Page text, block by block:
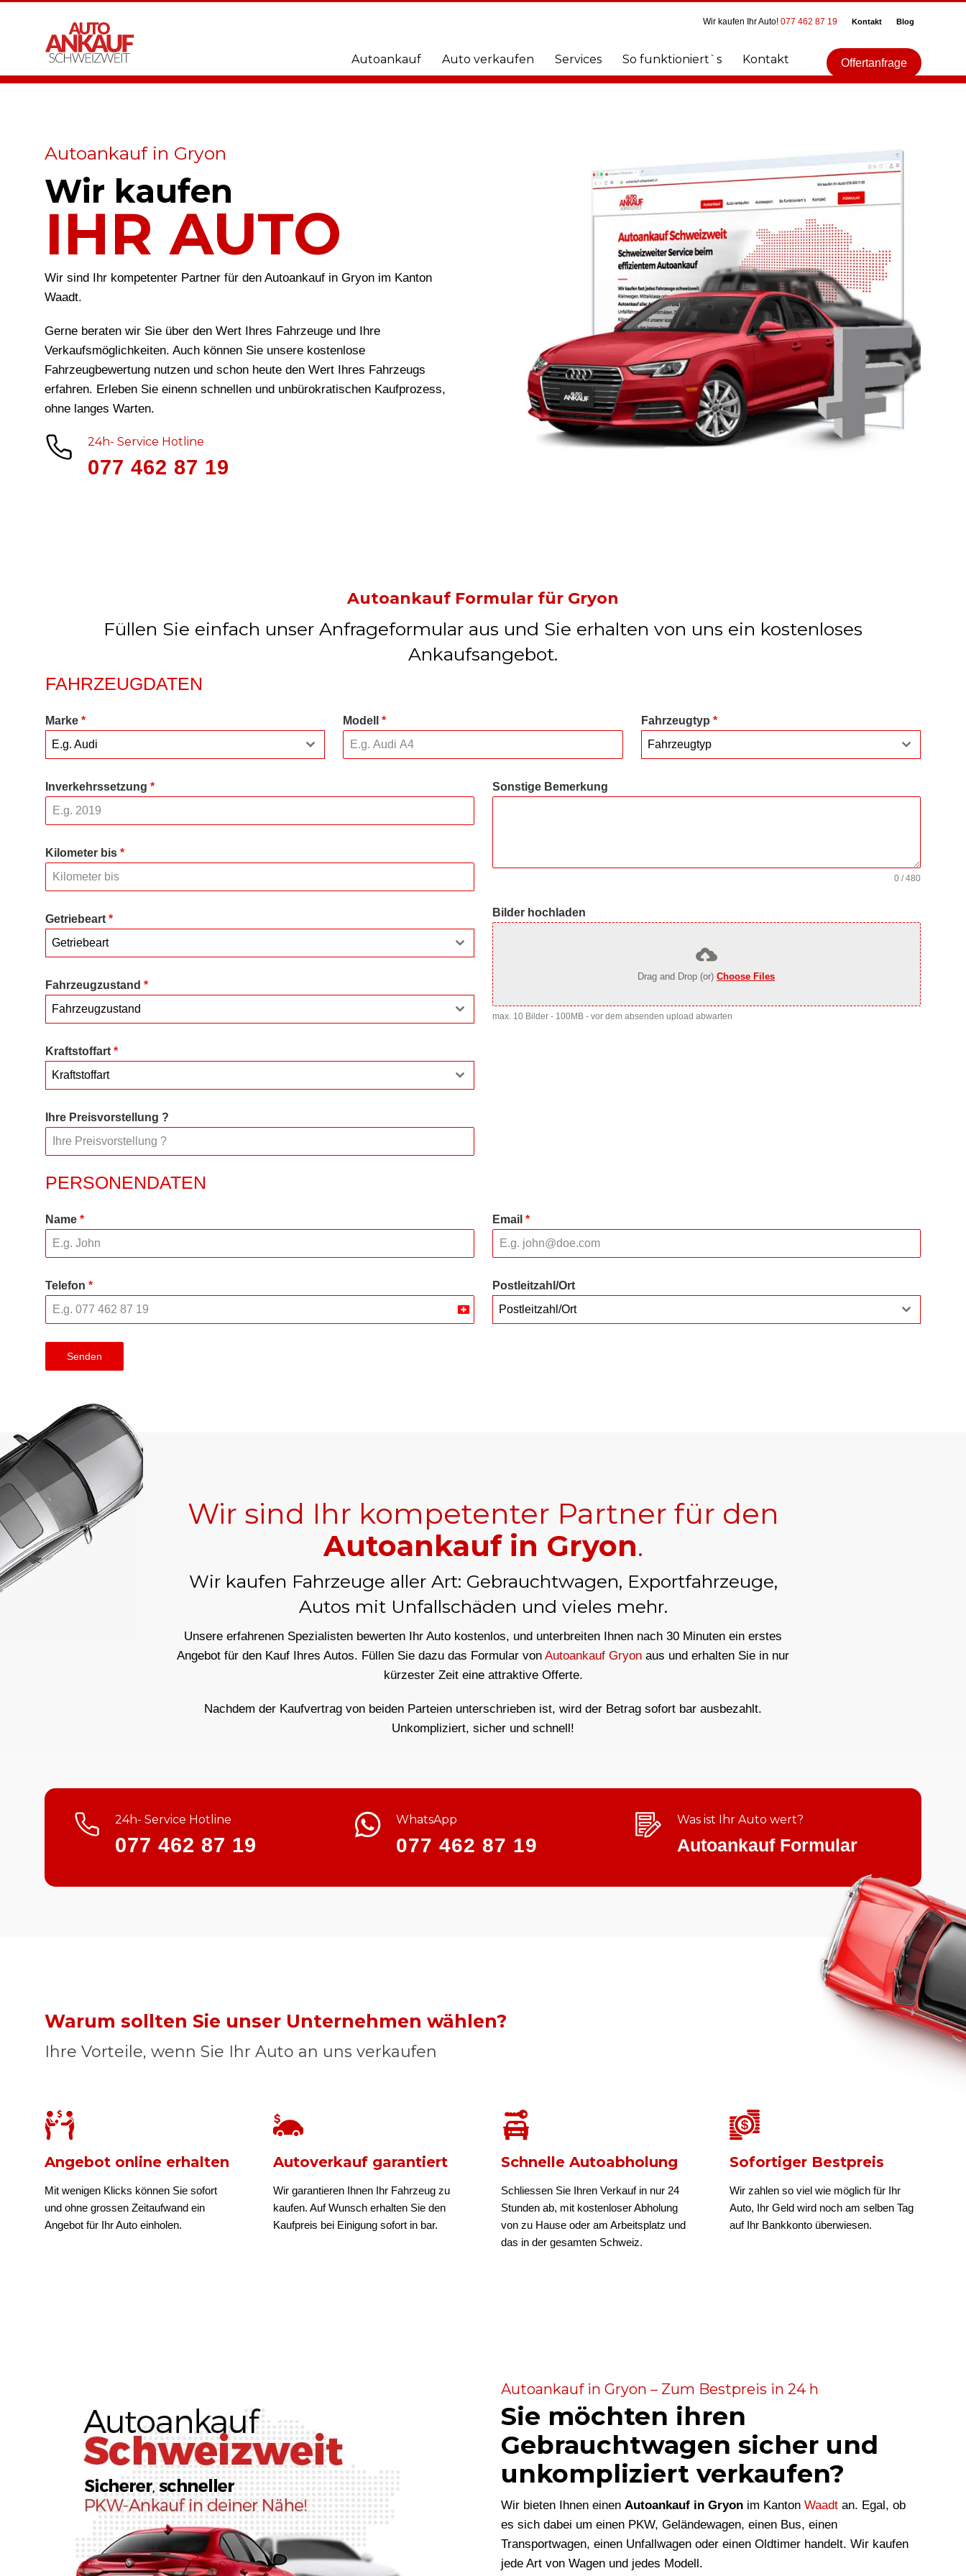
Wir kaufen Ihr Auto! 077 462 87 19 Kontakt Blog
Autoankauf Auto verkaufen Services So funktioniert`s Kontakt Offertanfrage
Autoankauf in Gryon
Wir kaufen
IHR AUTO
Wir sind Ihr kompetenter Partner für den Autoankauf in Gryon im Kanton
Waadt.
Gerne beraten wir Sie über den Wert Ihres Fahrzeuge und Ihre
Verkaufsmöglichkeiten. Auch können Sie unsere kostenlose
Fahrzeugbewertung nutzen und schon heute den Wert Ihres Fahrzeugs
erfahren. Erleben Sie einenn schnellen und unbürokratischen Kaufprozess,
ohne langes Warten.
24h- Service Hotline
077 462 87 19
Autoankauf Formular für Gryon
Füllen Sie einfach unser Anfrageformular aus und Sie erhalten von uns ein kostenloses
Ankaufsangebot.
FAHRZEUGDATEN
Marke *
E.g. Audi
Modell* Fahrzeugtyp *
Fahrzeugtyp
Inverkehrssetzung *
Kilometer bis *
Getriebeart *
Getriebeart
Fahrzeugzustand *
Fahrzeugzustand
Kraftstoffart *
Kraftstoffart
Ihre Preisvorstellung ?
Sonstige Bemerkung
0 / 480
Bilder hochladen
Drag and Drop (or)Choose Files
max. 10 Bilder - 100MB - vor dem absenden upload abwarten
PERSONENDATEN
Name * Email *
Telefon *
Switzerland
Postleitzahl/Ort
Postleitzahl/Ort
Senden
Wir sind Ihr kompetenter Partner für den
Autoankauf in Gryon.
Wir kaufen Fahrzeuge aller Art: Gebrauchtwagen, Exportfahrzeuge,
Autos mit Unfallschäden und vieles mehr.
Unsere erfahrenen Spezialisten bewerten Ihr Auto kostenlos, und unterbreiten Ihnen nach 30 Minuten ein erstes
Angebot für den Kauf Ihres Autos. Füllen Sie dazu das Formular von Autoankauf Gryon aus und erhalten Sie in nur
kürzester Zeit eine attraktive Offerte.
Nachdem der Kaufvertrag von beiden Parteien unterschrieben ist, wird der Betrag sofort bar ausbezahlt.
Unkompliziert, sicher und schnell!
24h- Service Hotline
077 462 87 19
WhatsApp
077 462 87 19
Was ist Ihr Auto wert?
Autoankauf Formular
Warum sollten Sie unser Unternehmen wählen?
Ihre Vorteile, wenn Sie Ihr Auto an uns verkaufen
Angebot online erhalten
Mit wenigen Klicks können Sie sofort
und ohne grossen Zeitaufwand ein
Angebot für Ihr Auto einholen.
Autoverkauf garantiert
Wir garantieren Ihnen Ihr Fahrzeug zu
kaufen. Auf Wunsch erhalten Sie den
Kaufpreis bei Einigung sofort in bar.
Schnelle Autoabholung
Schliessen Sie Ihren Verkauf in nur 24
Stunden ab, mit kostenloser Abholung
von zu Hause oder am Arbeitsplatz und
das in der gesamten Schweiz.
Sofortiger Bestpreis
Wir zahlen so viel wie möglich für Ihr
Auto, Ihr Geld wird noch am selben Tag
auf Ihr Bankkonto überwiesen.
Autoankauf in Gryon – Zum Bestpreis in 24 h
Sie möchten ihren
Gebrauchtwagen sicher und
unkompliziert verkaufen?
Wir bieten Ihnen einen Autoankauf in Gryon im Kanton Waadt an. Egal, ob
es sich dabei um einen PKW, Geländewagen, einen Bus, einen
Transportwagen, einen Unfallwagen oder einen Oldtimer handelt. Wir kaufen
jede Art von Wagen und jedes Modell.